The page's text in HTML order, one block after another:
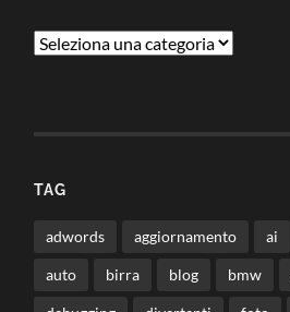
Categorie
TAG
adwords aggiornamento ai
auto birra blog bmw